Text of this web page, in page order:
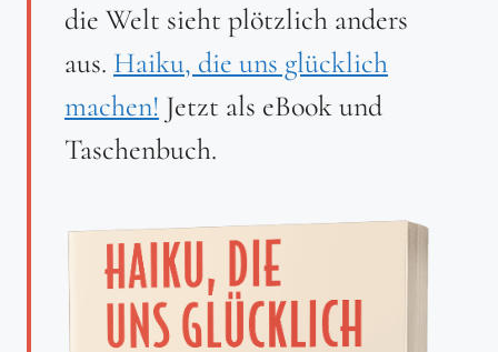
die Welt sieht plötzlich anders
aus. Haiku, die uns glücklich
machen! Jetzt als eBook und
Taschenbuch.